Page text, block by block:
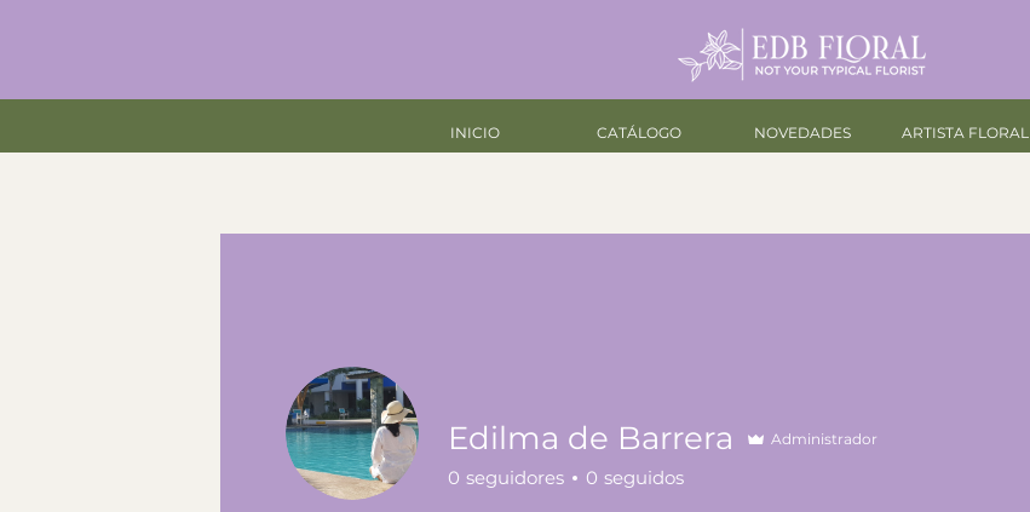
INICIO CATÁLOGO NOVEDADES ARTISTA FLORAL
Edilma de Barrera Administrador
0 seguidores 0 seguidos